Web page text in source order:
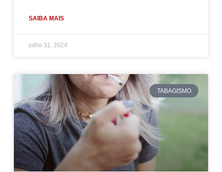
SAIBA MAIS
julho 31, 2024
TABAGISMO